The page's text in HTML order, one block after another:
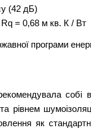
(42 дБ)
Rq = 0,68 м кв. К / Вт
програми
собі
рівнем
як